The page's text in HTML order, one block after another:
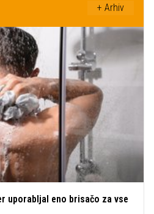
+ Arhiv
uporabljal eno brisačo za vse